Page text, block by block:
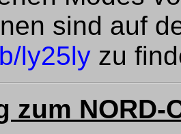
sind auf
ly25ly zu
zum NORD-